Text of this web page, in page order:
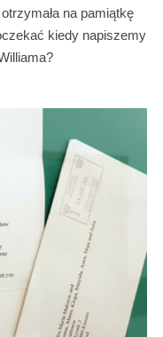
na pamiątkę
kiedy napiszemy